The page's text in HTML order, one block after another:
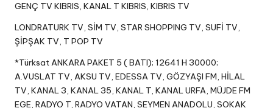
GENÇ TV KIBRIS, KANAL T KIBRIS, KIBRIS TV
LONDRATURK TV, SİM TV, STAR SHOPPING TV, SUFİ TV,
ŞİPŞAK TV, T POP TV
*Türksat ANKARA PAKET 5 ( BATI); 12641 H 30000;
A.VUSLAT TV, AKSU TV, EDESSA TV, GÖZYAŞI FM, HİLAL
TV, KANAL 3, KANAL 35, KANAL T, KANAL URFA, MÜJDE FM
EGE, RADYO T, RADYO VATAN, SEYMEN ANADOLU, SOKAK